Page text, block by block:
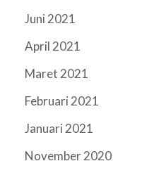
Juni 2021
April 2021
Maret 2021
Februari 2021
Januari 2021
November 2020